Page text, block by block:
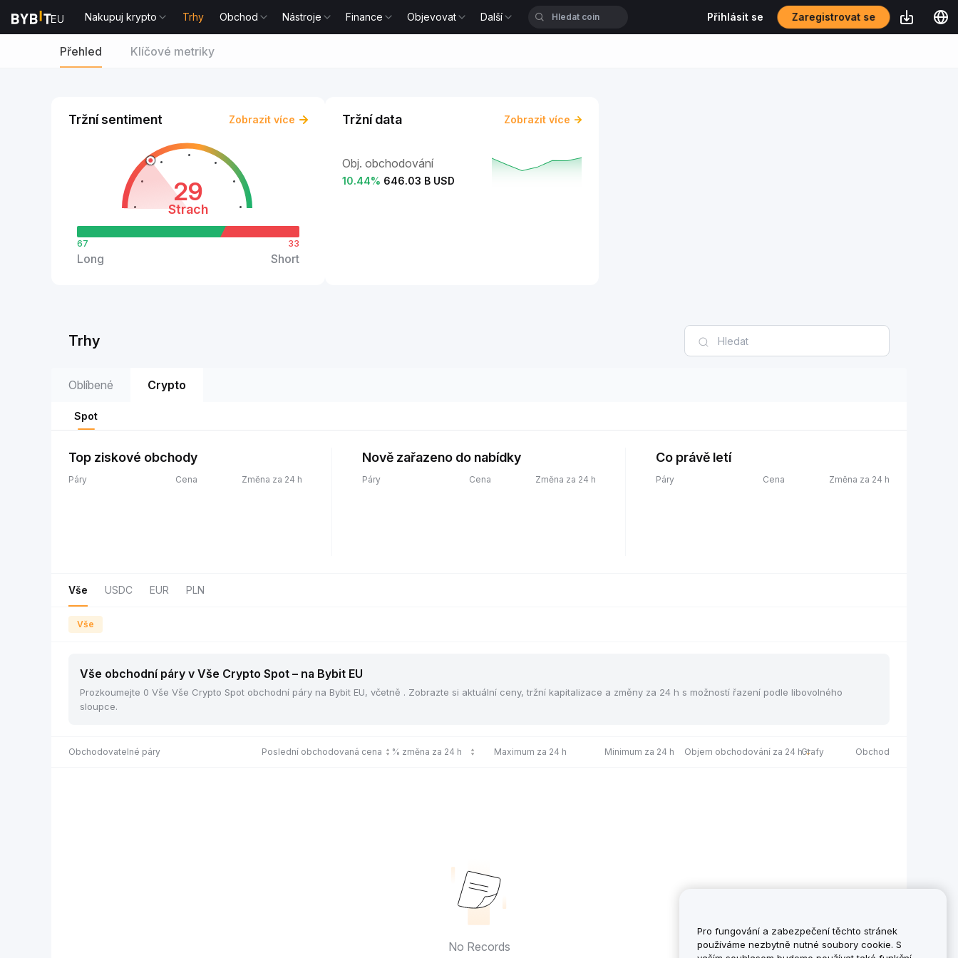
Nakupuj krypto Trhy Obchod Nástroje Finance Objevovat Další Přihlásit se Zaregistrovat se
Přehled Klíčové metriky
Tržní sentiment Zobrazit více
29
Strach
67
Long
33
Short
Tržní data Zobrazit více
Obj. obchodování
10.44% 646.03 B USD
Trhy
Oblíbené Crypto
Spot
Top ziskové obchody
Páry Cena Změna za 24 h
Nově zařazeno do nabídky
Páry Cena Změna za 24 h
Co právě letí
Páry Cena Změna za 24 h
Vše USDC EUR PLN
Vše
Vše obchodní páry v Vše Crypto Spot – na Bybit EU
Prozkoumejte 0 Vše Vše Crypto Spot obchodní páry na Bybit EU, včetně . Zobrazte si aktuální ceny, tržní kapitalizace a změny za 24 h s možností řazení podle libovolného
sloupce.
Obchodovatelné páry Poslední obchodovaná cena % změna za 24 h Maximum za 24 h Minimum za 24 h Objem obchodování za 24 hGrafy Obchod
No Records
Pro fungování a zabezpečení těchto stránek
používáme nezbytně nutné soubory cookie. S